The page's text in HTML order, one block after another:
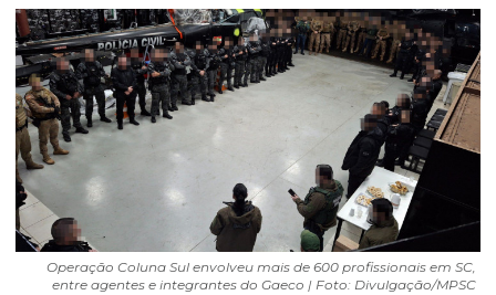
Operação Coluna Sul envolveu mais de 600 profissionais em SC,
entre agentes e integrantes do Gaeco | Foto: Divulgação/MPSC